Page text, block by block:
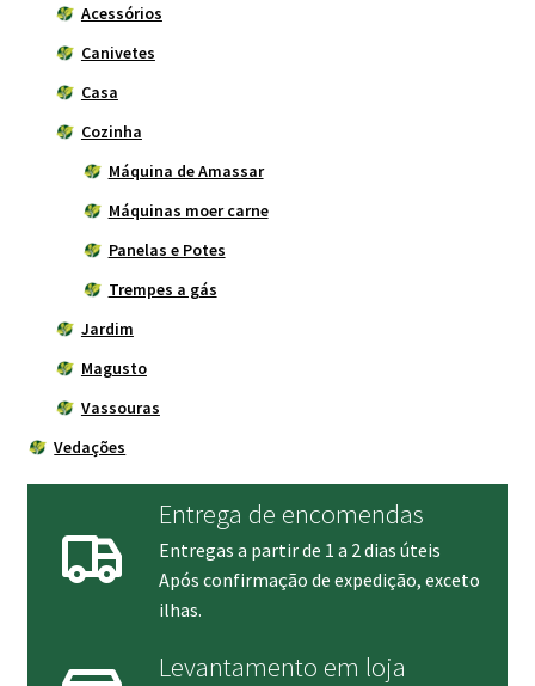
Acessórios
Canivetes
Casa
Cozinha
Máquina de Amassar
Máquinas moer carne
Panelas e Potes
Trempes a gás
Jardim
Magusto
Vassouras
Vedações
Entrega de encomendas
Entregas a partir de 1 a 2 dias úteis
Após confirmação de expedição, exceto
ilhas.
Levantamento em loja